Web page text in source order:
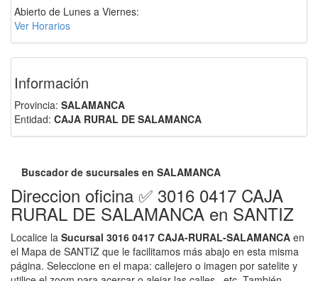
Abierto de Lunes a Viernes:
Ver Horarios
Información
Provincia: SALAMANCA
Entidad: CAJA RURAL DE SALAMANCA
Buscador de sucursales en SALAMANCA
Direccion oficina ✅ 3016 0417 CAJA
RURAL DE SALAMANCA en SANTIZ
Localice la Sucursal 3016 0417 CAJA-RURAL-SALAMANCA en
el Mapa de SANTIZ que le facilitamos más abajo en esta misma
página. Seleccione en el mapa: callejero o imagen por satelite y